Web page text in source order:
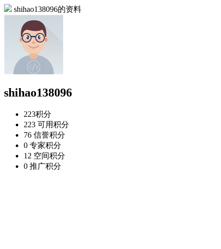
shihao138096的资料
shihao138096
223积分
223 可用积分
76 信誉积分
0 专家积分
12 空间积分
0 推广积分